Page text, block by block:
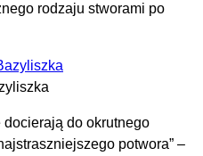
rodzaju stworami po
docierają do okrutnego
potwora” –